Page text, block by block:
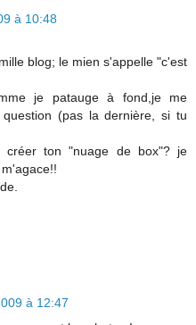
à 10:48
blog; le mien s'appelle "c'est
je patauge à fond,je me
(pas la dernière, si tu
créer ton "nuage de box"? je
à 12:47